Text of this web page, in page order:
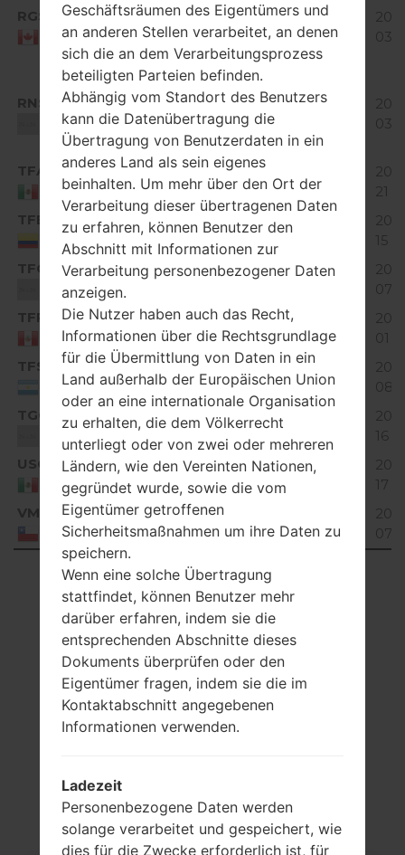
RGS
Canada
V10A_00.02.kdz 4.1-4.3
Jelly
Bean
112.61
MiB
03
RNS
Unknown
V10A_03.kdz
Android
4.1-4.3
Jelly
Bean
118.17
03
TFA
Mexico
V10A_00.kdz Unknown
MiB
21
TFB
Colombia
V10A_00.kdz Unknown
15
TFO
Unknown
V10A_03.kdz Unknown
115.07
07
TFP
Peru
V10B_00.kdz Unknown
MiB
01
TFS
Argentina
V10A_03.kdz Unknown
115.07
MiB
08
TGO
Unknown
V10A_01.kdz Unknown
16
USC
Mexico
V10C_00.kdz Unknown
112.38
17
VMC
Chile
V10A_00.kdz Unknown
MiB
07
Showing 1 to 20 of 20 entries
Previous 1 Next
Artikel
akaLG Optimus Me
Geschäftsräumen des Eigentümers und
an anderen Stellen verarbeitet, an denen
sich die an dem Verarbeitungsprozess
beteiligten Parteien befinden.
Abhängig vom Standort des Benutzers
kann die Datenübertragung die
Übertragung von Benutzerdaten in ein
anderes Land als sein eigenes
beinhalten. Um mehr über den Ort der
Verarbeitung dieser übertragenen Daten
zu erfahren, können Benutzer den
Abschnitt mit Informationen zur
Verarbeitung personenbezogener Daten
anzeigen.
Die Nutzer haben auch das Recht,
Informationen über die Rechtsgrundlage
für die Übermittlung von Daten in ein
Land außerhalb der Europäischen Union
oder an eine internationale Organisation
zu erhalten, die dem Völkerrecht
unterliegt oder von zwei oder mehreren
Ländern, wie den Vereinten Nationen,
gegründet wurde, sowie die vom
Eigentümer getroffenen
Sicherheitsmaßnahmen um ihre Daten zu
speichern.
Wenn eine solche Übertragung
stattfindet, können Benutzer mehr
darüber erfahren, indem sie die
entsprechenden Abschnitte dieses
Dokuments überprüfen oder den
Eigentümer fragen, indem sie die im
Kontaktabschnitt angegebenen
Informationen verwenden.
Ladezeit
Personenbezogene Daten werden
solange verarbeitet und gespeichert, wie
dies für die Zwecke erforderlich ist, für